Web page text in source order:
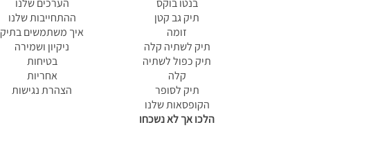
הערכים שלנו
ההתחייבות שלנו
איך משתמשים בתיק
ניקיון ושמירה
בטיחות
אחריות
הצהרת נגישות
בנטו בוקס
תיק גב קטן
זומה
תיק לשתיה קלה
תיק כפול לשתיה
קלה
תיק לסופר
הקופסאות שלנו
הלכו אך לא נשכחו